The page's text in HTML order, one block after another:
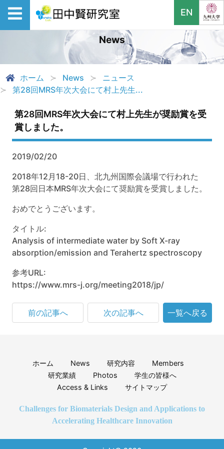
EN
News
ホーム News
ニュース
第28回MRS年次大会にて村上先生...
第28回MRS年次大会にて村上先生が奨励賞を受
賞しました。
2019/02/20
2018年12月18-20日、北九州国際会議場で行われた
第28回日本MRS年次大会にて奨励賞を受賞しました。
おめでとうございます。
タイトル:
Analysis of intermediate water by Soft X-ray
absorption/emission and Terahertz spectroscopy
参考URL:
https://www.mrs-j.org/meeting2018/jp/
前の記事へ 次の記事へ 一覧へ戻る
ホーム News 研究内容
Members
研究業績
Photos
学生の皆様へ
Access & Links
サイトマップ
Challenges for Biomaterials Design and Applications to
Accelerating Healthcare Innovation